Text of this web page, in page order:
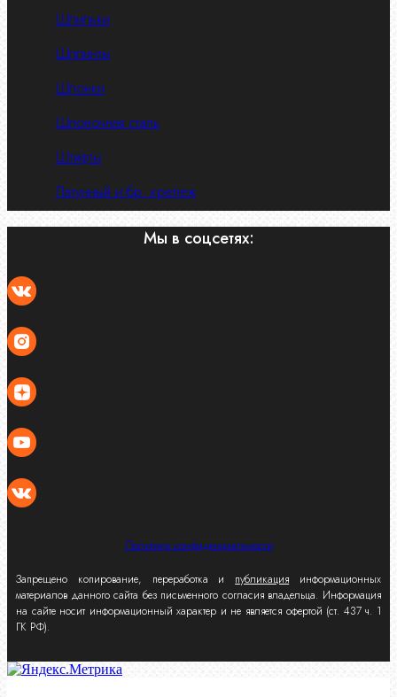
Шпильки
Шплинты
Шпонки
Шпоночная сталь
Штифты
Латунный и бр. крепеж
Мы в соцсетях:
Политика конфиденциальности
Запрещено копирование, переработка и публикация информационных
материалов данного сайта без письменного согласия владельца. Информация
на сайте носит информационный характер и не является офертой (ст. 437 ч. 1
ГК РФ).